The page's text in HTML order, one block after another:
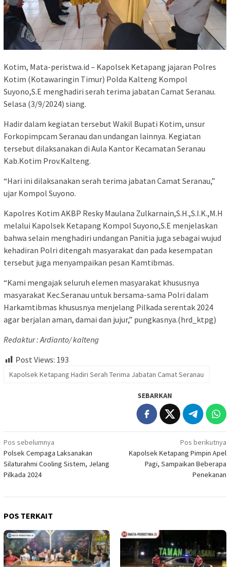
Kotim, Mata-peristwa.id – Kapolsek Ketapang jajaran Polres
Kotim (Kotawaringin Timur) Polda Kalteng Kompol
Suyono,S.E menghadiri serah terima jabatan Camat Seranau.
Selasa (3/9/2024) siang.
Hadir dalam kegiatan tersebut Wakil Bupati Kotim, unsur
Forkopimpcam Seranau dan undangan lainnya. Kegiatan
tersebut dilaksanakan di Aula Kantor Kecamatan Seranau
Kab.Kotim Prov.Kalteng.
“Hari ini dilaksanakan serah terima jabatan Camat Seranau,”
ujar Kompol Suyono.
Kapolres Kotim AKBP Resky Maulana Zulkarnain,S.H.,S.I.K.,M.H
melalui Kapolsek Ketapang Kompol Suyono,S.E menjelaskan
bahwa selain menghadiri undangan Panitia juga sebagai wujud
kehadiran Polri ditengah masyarakat dan pada kesempatan
tersebut juga menyampaikan pesan Kamtibmas.
“Kami mengajak seluruh elemen masyarakat khususnya
masyarakat Kec.Seranau untuk bersama-sama Polri dalam
Harkamtibmas khususnya menjelang Pilkada serentak 2024
agar berjalan aman, damai dan jujur,” pungkasnya.(hrd_ktpg)
Redaktur : Ardianto/ kalteng
Post Views: 193
Kapolsek Ketapang Hadiri Serah Terima Jabatan Camat Seranau
SEBARKAN
Navigasi
pos
Pos sebelumnya
Polsek Cempaga Laksanakan
Silaturahmi Cooling Sistem, Jelang
Pilkada 2024
Pos berikutnya
Kapolsek Ketapang Pimpin Apel
Pagi, Sampaikan Beberapa
Penekanan
POS TERKAIT